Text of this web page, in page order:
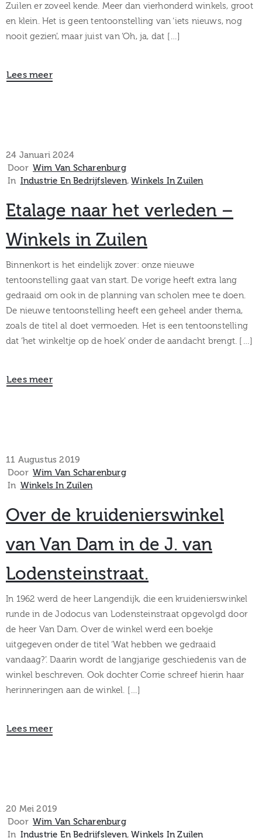
Zuilen er zoveel kende. Meer dan vierhonderd winkels, groot
en klein. Het is geen tentoonstelling van ‘iets nieuws, nog
nooit gezien’, maar juist van ‘Oh, ja, dat […]
Lees meer
24 Januari 2024
Door Wim Van Scharenburg
In Industrie En Bedrijfsleven‚Winkels In Zuilen
Etalage naar het verleden –
Winkels in Zuilen
Binnenkort is het eindelijk zover: onze nieuwe
tentoonstelling gaat van start. De vorige heeft extra lang
gedraaid om ook in de planning van scholen mee te doen.
De nieuwe tentoonstelling heeft een geheel ander thema,
zoals de titel al doet vermoeden. Het is een tentoonstelling
dat ‘het winkeltje op de hoek’ onder de aandacht brengt. […]
Lees meer
11 Augustus 2019
Door Wim Van Scharenburg
In Winkels In Zuilen
Over de kruidenierswinkel
van Van Dam in de J. van
Lodensteinstraat.
In 1962 werd de heer Langendijk, die een kruidenierswinkel
runde in de Jodocus van Lodensteinstraat opgevolgd door
de heer Van Dam. Over de winkel werd een boekje
uitgegeven onder de titel ‘Wat hebben we gedraaid
vandaag?’. Daarin wordt de langjarige geschiedenis van de
winkel beschreven. Ook dochter Corrie schreef hierin haar
herinneringen aan de winkel. […]
Lees meer
20 Mei 2019
Door Wim Van Scharenburg
In Industrie En Bedrijfsleven‚Winkels In Zuilen